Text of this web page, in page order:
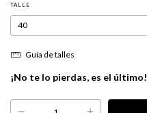
TALLE
Guía de talles
¡No te lo pierdas, es el último!